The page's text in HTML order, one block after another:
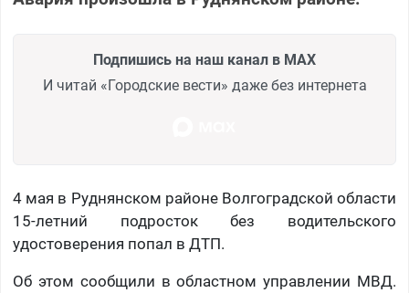
Подпишись на наш канал в MAX
И читай «Городские вести» даже без интернета
4 мая в Руднянском районе Волгоградской области
15-летний подросток без водительского
удостоверения попал в ДТП.
Об этом сообщили в областном управлении МВД.